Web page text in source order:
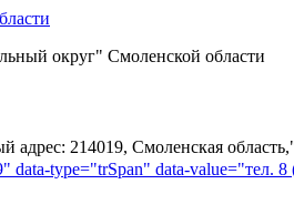
округ" Смоленской области
214019, Смоленская
data-type="trSpan" data-value="тел.